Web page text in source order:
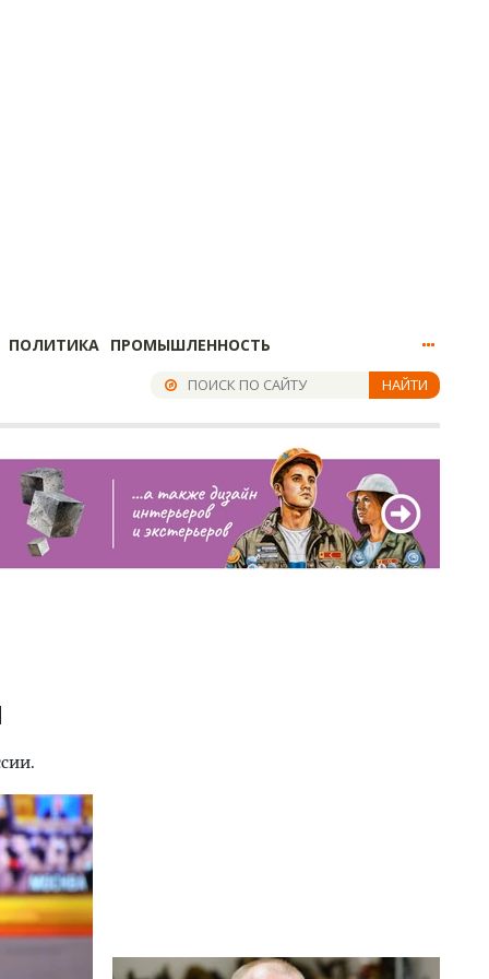
ПОЛИТИКА ПРОМЫШЛЕННОСТЬ
НАЙТИ